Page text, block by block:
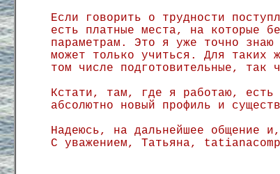
Если говорить о трудности
есть платные места, на которые
параметрам. Это я уже точно
может только учиться. Для таких
том числе подготовительные, так
Кстати, там, где я работаю, есть
абсолютно новый профиль и
Надеюсь, на дальнейшее общение
С уважением, Татьяна,